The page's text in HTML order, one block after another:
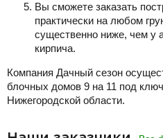
Вы сможете заказать
практически на любом
существенно ниже, чем у
кирпича.
Компания Дачный сезон
блочных домов 9 на 11 под
Нижегородской области.